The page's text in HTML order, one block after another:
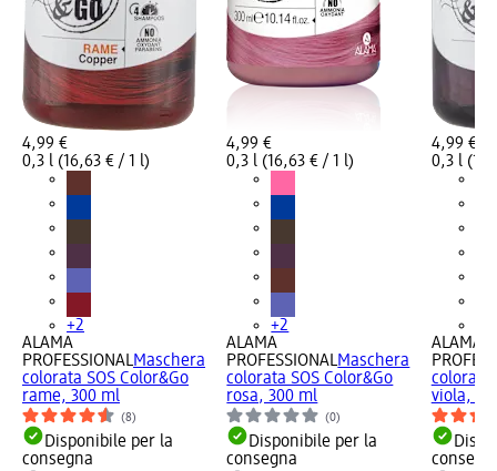
4,99 €
0,3 l (16,63 € / 1 l)
+2
ALAMA
PROFESSIONALMaschera
colorata SOS Color&Go
rame, 300 ml
(8)
Disponibile per la
consegna
4,99 €
0,3 l (16,63 € / 1 l)
+2
ALAMA
PROFESSIONALMaschera
colorata SOS Color&Go
rosa, 300 ml
(0)
Disponibile per la
consegna
4,99 €
0,3 l
ALAMA
colorata
viola,